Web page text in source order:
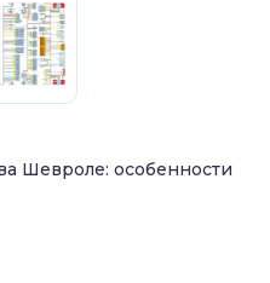
Шевроле: особенности